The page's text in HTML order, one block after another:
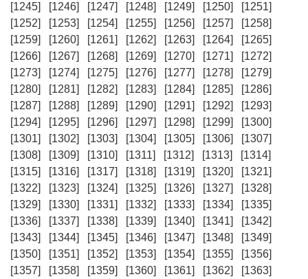
[1245]
[1246] [1247] [1248] [1249] [1250]
[1251]
[1252]
[1253] [1254] [1255] [1256] [1257]
[1258]
[1259]
[1260] [1261] [1262] [1263] [1264]
[1265]
[1266]
[1267] [1268] [1269] [1270] [1271]
[1272]
[1273]
[1274] [1275] [1276] [1277] [1278]
[1279]
[1280]
[1281] [1282] [1283] [1284] [1285]
[1286]
[1287]
[1288] [1289] [1290] [1291] [1292]
[1293]
[1294]
[1295] [1296] [1297] [1298] [1299]
[1300]
[1301]
[1302] [1303] [1304] [1305] [1306]
[1307]
[1308]
[1309] [1310] [1311] [1312] [1313]
[1314]
[1315]
[1316] [1317] [1318] [1319] [1320]
[1321]
[1322]
[1323] [1324] [1325] [1326] [1327]
[1328]
[1329]
[1330] [1331] [1332] [1333] [1334]
[1335]
[1336]
[1337] [1338] [1339] [1340] [1341]
[1342]
[1343]
[1344] [1345] [1346] [1347] [1348]
[1349]
[1350]
[1351] [1352] [1353] [1354] [1355]
[1356]
[1357]
[1358] [1359] [1360] [1361] [1362]
[1363]